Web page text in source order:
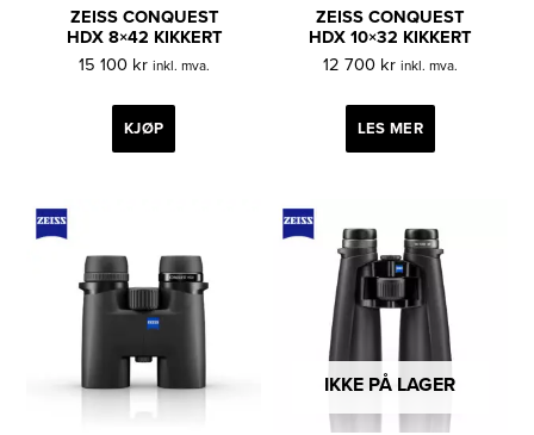
ZEISS CONQUEST
HDX 8×42 KIKKERT
15 100 kr inkl. mva.
KJØP
ZEISS CONQUEST
HDX 10×32 KIKKERT
12 700 kr inkl. mva.
LES MER
IKKE PÅ LAGER